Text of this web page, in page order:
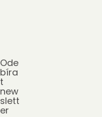
Ode
bíra
t
new
slett
er